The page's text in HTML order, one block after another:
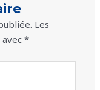
Les
avec*